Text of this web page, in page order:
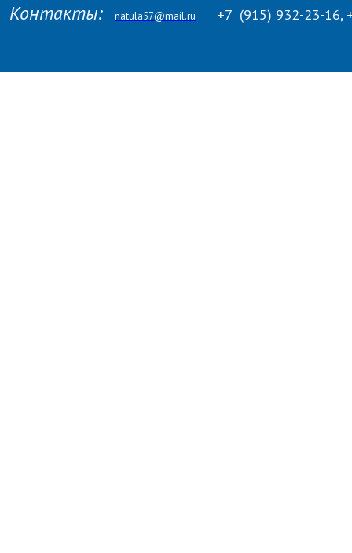
Контакты: natula57@mail.ru +7 (915) 932-23-16,